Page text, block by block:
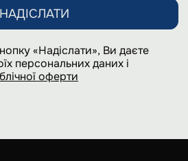
НАДІСЛАТИ
«Надіслати», Ви даєте
персональних даних і
оферти